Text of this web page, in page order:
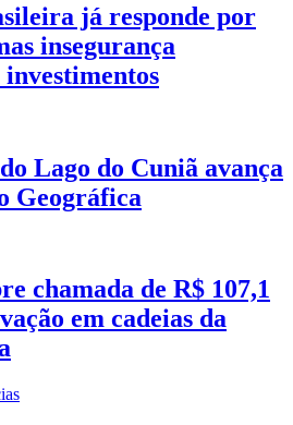
já responde por
insegurança
Lago do Cuniã avança
Geográfica
chamada de R$ 107,1
em cadeias da